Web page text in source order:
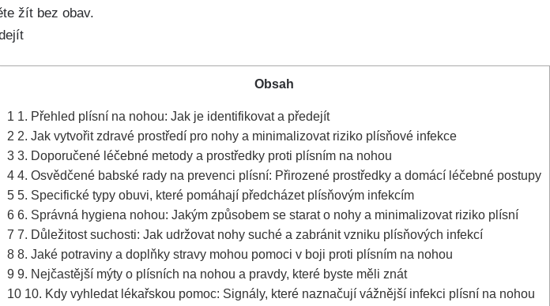
žít bez obav.
Obsah
1 1.‍ Přehled⁤ plísní na nohou: Jak je identifikovat a⁤ předejít
2 2. Jak vytvořit zdravé‌ prostředí pro nohy a⁤ minimalizovat riziko‌ plísňové ‌infekce
3 3. Doporučené⁢ léčebné metody a ⁣prostředky proti plísním na ⁣nohou
4 4. Osvědčené ​babské rady na prevenci plísní: Přirozené prostředky a domácí léčebné ⁢postupy
5 5. Specifické ‌typy obuvi, které‌ pomáhají‌ předcházet plísňovým ‍infekcím
6 6.‍ Správná hygiena ⁢nohou: Jakým způsobem ‌se starat ⁢o nohy ⁣a minimalizovat ⁢riziko plísní
7 7. ​Důležitost⁢ suchosti: Jak udržovat nohy ‌suché a zabránit ⁢vzniku plísňových infekcí
8 8. ‌Jaké potraviny‍ a doplňky stravy mohou pomoci v boji ⁤proti ‌plísním na nohou
9 9. Nejčastější mýty o ⁣plísních na nohou⁢ a pravdy,⁤ které byste měli ‌znát
10 10. Kdy⁢ vyhledat lékařskou⁣ pomoc: Signály,​ které naznačují⁢ vážnější​ infekci ⁣plísní na nohou